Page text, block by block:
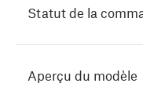
Statut de la
Aperçu du modèle